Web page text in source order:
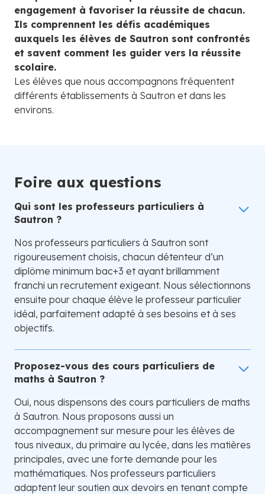
engagement à favoriser la réussite de chacun.
Ils comprennent les défis académiques
auxquels les élèves de Sautron sont confrontés
et savent comment les guider vers la réussite
scolaire.
Les élèves que nous accompagnons fréquentent
différents établissements à Sautron et dans les
environs.
Foire aux questions
Qui sont les professeurs particuliers à
Sautron ?
Nos professeurs particuliers à Sautron sont
rigoureusement choisis, chacun détenteur d’un
diplôme minimum bac+3 et ayant brillamment
franchi un recrutement exigeant. Nous sélectionnons
ensuite pour chaque élève le professeur particulier
idéal, parfaitement adapté à ses besoins et à ses
objectifs.
Proposez-vous des cours particuliers de
maths à Sautron ?
Oui, nous dispensons des cours particuliers de maths
à Sautron. Nous proposons aussi un
accompagnement sur mesure pour les élèves de
tous niveaux, du primaire au lycée, dans les matières
principales, avec une forte demande pour les
mathématiques. Nos professeurs particuliers
adaptent leur soutien aux devoirs en tenant compte